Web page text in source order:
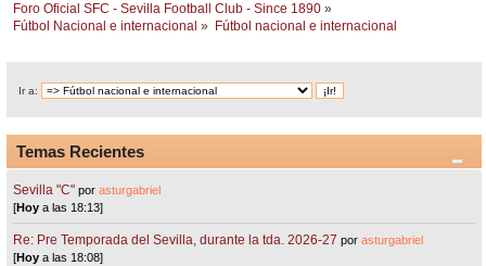
Foro Oficial SFC - Sevilla Football Club - Since 1890 »
Fútbol Nacional e internacional » Fútbol nacional e internacional
Ir a:
Temas Recientes
Sevilla "C"porasturgabriel
[Hoy a las 18:13]
Re: Pre Temporada del Sevilla, durante la tda. 2026-27 porasturgabriel
[Hoy a las 18:08]